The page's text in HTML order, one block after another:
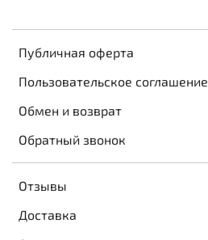
Публичная оферта
Пользовательское соглашение
Обмен и возврат
Обратный звонок
Отзывы
Доставка